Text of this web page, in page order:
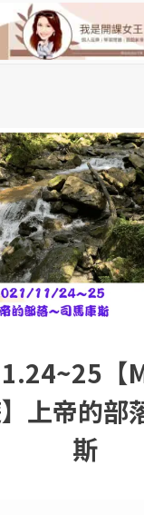
【
上帝的部
斯